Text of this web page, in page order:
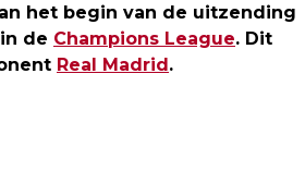
het begin van de uitzending
de Champions League. Dit
Real Madrid.